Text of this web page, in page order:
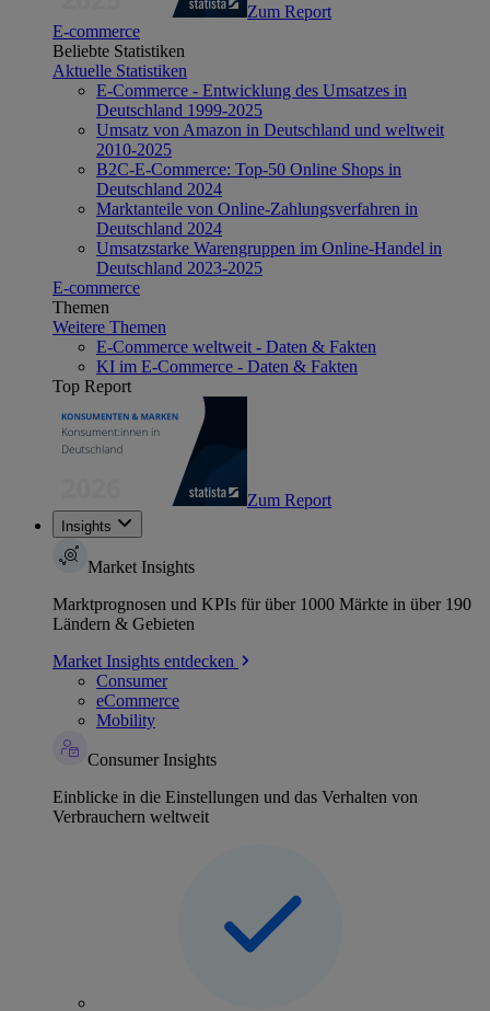
Zum Report
E-commerce
Beliebte Statistiken
Aktuelle Statistiken
E-Commerce - Entwicklung des Umsatzes in
Deutschland 1999-2025
Umsatz von Amazon in Deutschland und weltweit
2010-2025
B2C-E-Commerce: Top-50 Online Shops in
Deutschland 2024
Marktanteile von Online-Zahlungsverfahren in
Deutschland 2024
Umsatzstarke Warengruppen im Online-Handel in
Deutschland 2023-2025
E-commerce
Themen
Weitere Themen
E-Commerce weltweit - Daten & Fakten
KI im E-Commerce - Daten & Fakten
Top Report
Zum Report
Insights
Market Insights
Marktprognosen und KPIs für über 1000 Märkte in über 190
Ländern & Gebieten
Market Insights entdecken
Consumer
eCommerce
Mobility
Consumer Insights
Einblicke in die Einstellungen und das Verhalten von
Verbrauchern weltweit